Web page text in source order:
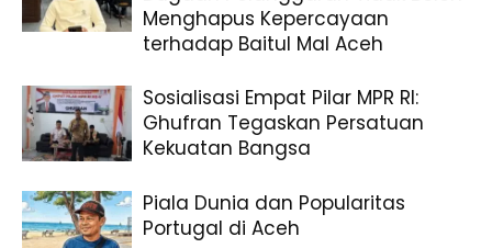
Menghapus Kepercayaan
terhadap Baitul Mal Aceh
Sosialisasi Empat Pilar MPR RI:
Ghufran Tegaskan Persatuan
Kekuatan Bangsa
Piala Dunia dan Popularitas
Portugal di Aceh